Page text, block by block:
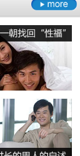
勃起障碍
男科检查囊肿
膀胱炎